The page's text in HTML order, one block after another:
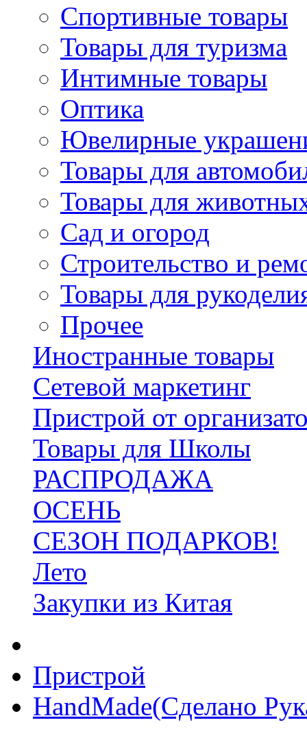
Спортивные товары
Товары для туризма
Интимные товары
Оптика
Ювелирные
Товары для
Товары для
Сад и огород
Строительство и
Товары для
Прочее
Иностранные товары
Сетевой маркетинг
Пристрой от
Товары для Школы
РАСПРОДАЖА
ОСЕНЬ
СЕЗОН ПОДАРКОВ!
Лето
Закупки из Китая
Пристрой
HandMade(Сделано